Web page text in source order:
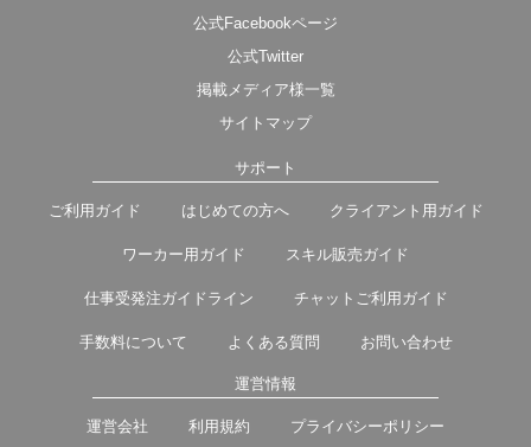
公式Facebookページ
公式Twitter
掲載メディア様一覧
サイトマップ
サポート
ご利用ガイド はじめての方へ クライアント用ガイド
ワーカー用ガイド スキル販売ガイド
仕事受発注ガイドライン チャットご利用ガイド
手数料について よくある質問 お問い合わせ
運営情報
運営会社 利用規約 プライバシーポリシー